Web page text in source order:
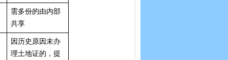
需多份的由内部
共享
因历史原因未办
理土地证的，提